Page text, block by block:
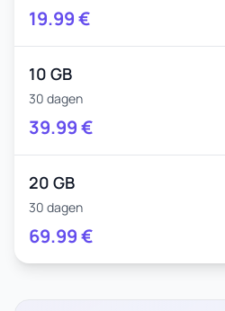
19.99€
10 GB
30 dagen
39.99€
20 GB
30 dagen
69.99€